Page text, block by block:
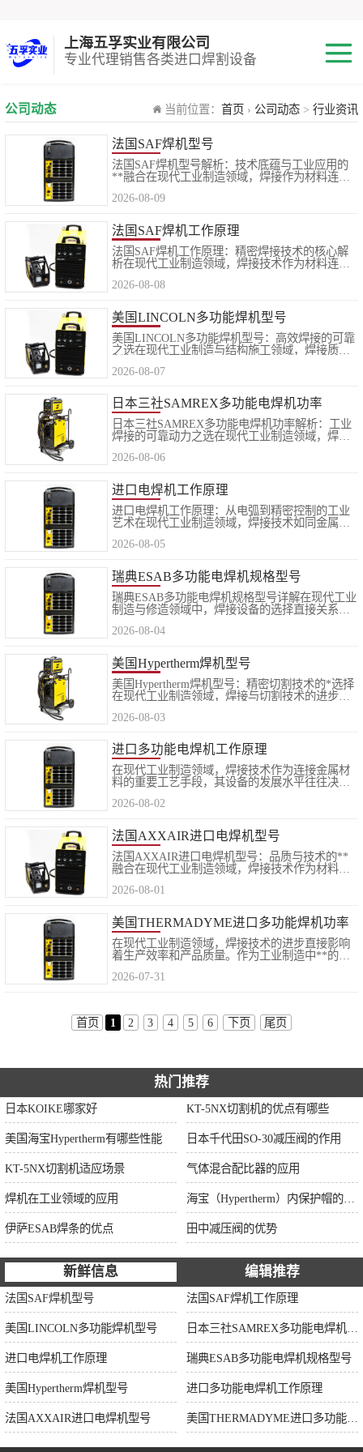
上海五孚实业有限公司
专业代理销售各类进口焊割设备
公司动态 当前位置： 首页 › 公司动态 > 行业资讯
法国SAF焊机型号
法国SAF焊机型号解析：技术底蕴与工业应用的
**融合在现代工业制造领域，焊接作为材料连接
与生产效率。法国SAF公司，作为全球焊接技术
2026-08-09
法国SAF焊机工作原理
法国SAF焊机工作原理：精密焊接技术的核心解
析在现代工业制造领域，焊接技术作为材料连接
与使用寿命。作为全球焊接设备领域的知名品
2026-08-08
美国LINCOLN多功能焊机型号
美国LINCOLN多功能焊机型号：高效焊接的可靠
之选在现代工业制造与结构施工领域，焊接质量
科学的进步和工艺要求的提升，传统单一功能的
2026-08-07
日本三社SAMREX多功能电焊机功率
日本三社SAMREX多功能电焊机功率解析：工业
焊接的可靠动力之选在现代工业制造领域，焊接
影响着生产效率与成品质量。而在众多进口焊割
2026-08-06
进口电焊机工作原理
进口电焊机工作原理：从电弧到精密控制的工业
艺术在现代工业制造领域，焊接技术如同金属的
工具。随着全球工业技术的不断融合与进步，进
2026-08-05
瑞典ESAB多功能电焊机规格型号
瑞典ESAB多功能电焊机规格型号详解在现代工业
制造与修造领域中，焊接设备的选择直接关系到
知名品牌，瑞典ESAB凭借其卓越的产品性能与稳
2026-08-04
美国Hypertherm焊机型号
美国Hypertherm焊机型号：精密切割技术的*选择
在现代工业制造领域，焊接与切割技术的进步直
代理销售进口焊割设备的企业，上海五孚实业有
2026-08-03
进口多功能电焊机工作原理
在现代工业制造领域，焊接技术作为连接金属材
料的重要工艺手段，其设备的发展水平往往决定
加快，进口多功能电焊机凭借其卓越的性能、稳
2026-08-02
法国AXXAIR进口电焊机型号
法国AXXAIR进口电焊机型号：品质与技术的**
融合在现代工业制造领域，焊接技术作为材料连
率和产品质量。上海五孚实业有限公司，作为一
2026-08-01
美国THERMADYME进口多功能焊机功率
在现代工业制造领域，焊接技术的进步直接影响
着生产效率和产品质量。作为工业制造中**的关
现的可行性和经济性。而在众多焊接设备品牌
2026-07-31
首页 1 2 3 4 5 6 下页 尾页
热门推荐
日本KOIKE哪家好 KT-5NX切割机的优点有哪些
美国海宝Hypertherm有哪些性能 日本千代田SO-30减压阀的作用
KT-5NX切割机适应场景 气体混合配比器的应用
焊机在工业领域的应用
伊萨ESAB焊条的优点 田中减压阀的优势
新鲜信息 编辑推荐
法国SAF焊机型号 法国SAF焊机工作原理
美国LINCOLN多功能焊机型号
进口电焊机工作原理 瑞典ESAB多功能电焊机规格型号
美国Hypertherm焊机型号 进口多功能电焊机工作原理
法国AXXAIR进口电焊机型号
焊机
切割机
焊割耗材
小池划线嘴
气体混合配比器
减压阀
伊萨ESAB焊条
面罩